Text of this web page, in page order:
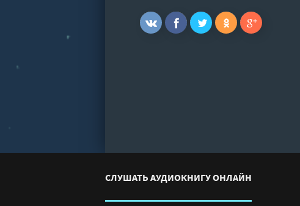
СЛУШАТЬ АУДИОКНИГУ ОНЛАЙН